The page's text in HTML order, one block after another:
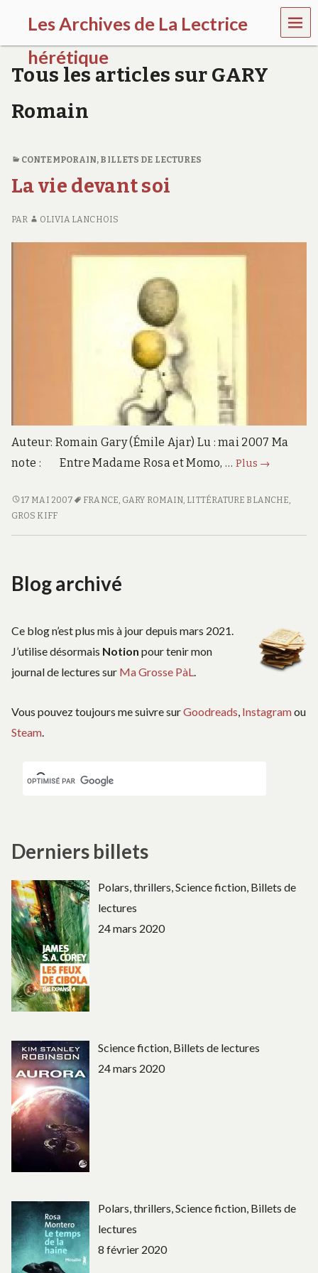
Les Archives de La Lectrice
hérétique
(
0
-
2
0
2
)
MEN
U
Tous les articles sur GARY
Romain
CONTEMPORAIN, BILLETS DE LECTURES
La vie devant soi
PAR OLIVIA LANCHOIS
Auteur: Romain Gary (Émile Ajar) Lu : mai 2007 Ma
note : Entre Madame Rosa et Momo, … Plus La
devant
→
LA
VIE
17 MAI 2007 FRANCE GARY ROMAIN LITTÉRATURE BLANCHE
GROS KIFF
Blog archivé
Ce blog n’est plus mis à jour depuis mars 2021.
J’utilise désormais Notion pour tenir mon
journal de lectures sur Ma Grosse PàL.
Vous pouvez toujours me suivre surGoodreads, Instagramou
Steam.
Derniers billets
Polars, thrillers, Science fiction, Billets de
lectures
24 mars 2020
Science fiction, Billets de lectures
24 mars 2020
Polars, thrillers, Science fiction, Billets de
lectures
8 février 2020